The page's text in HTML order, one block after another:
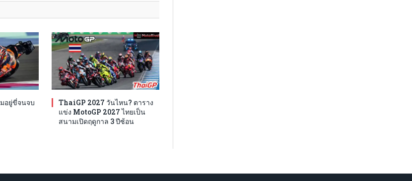
อยู่ขี่จนจบ
ThaiGP 2027 วันไหน? ตาราง
แข่ง MotoGP 2027 ไทยเป็น
สนามเปิดฤดูกาล 3 ปีซ้อน